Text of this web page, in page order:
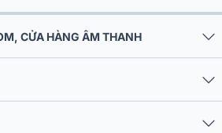
CỬA HÀNG ÂM THANH